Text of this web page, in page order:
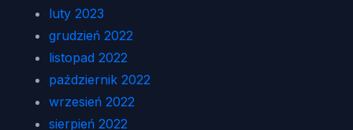
luty 2023
grudzień 2022
listopad 2022
październik 2022
wrzesień 2022
sierpień 2022